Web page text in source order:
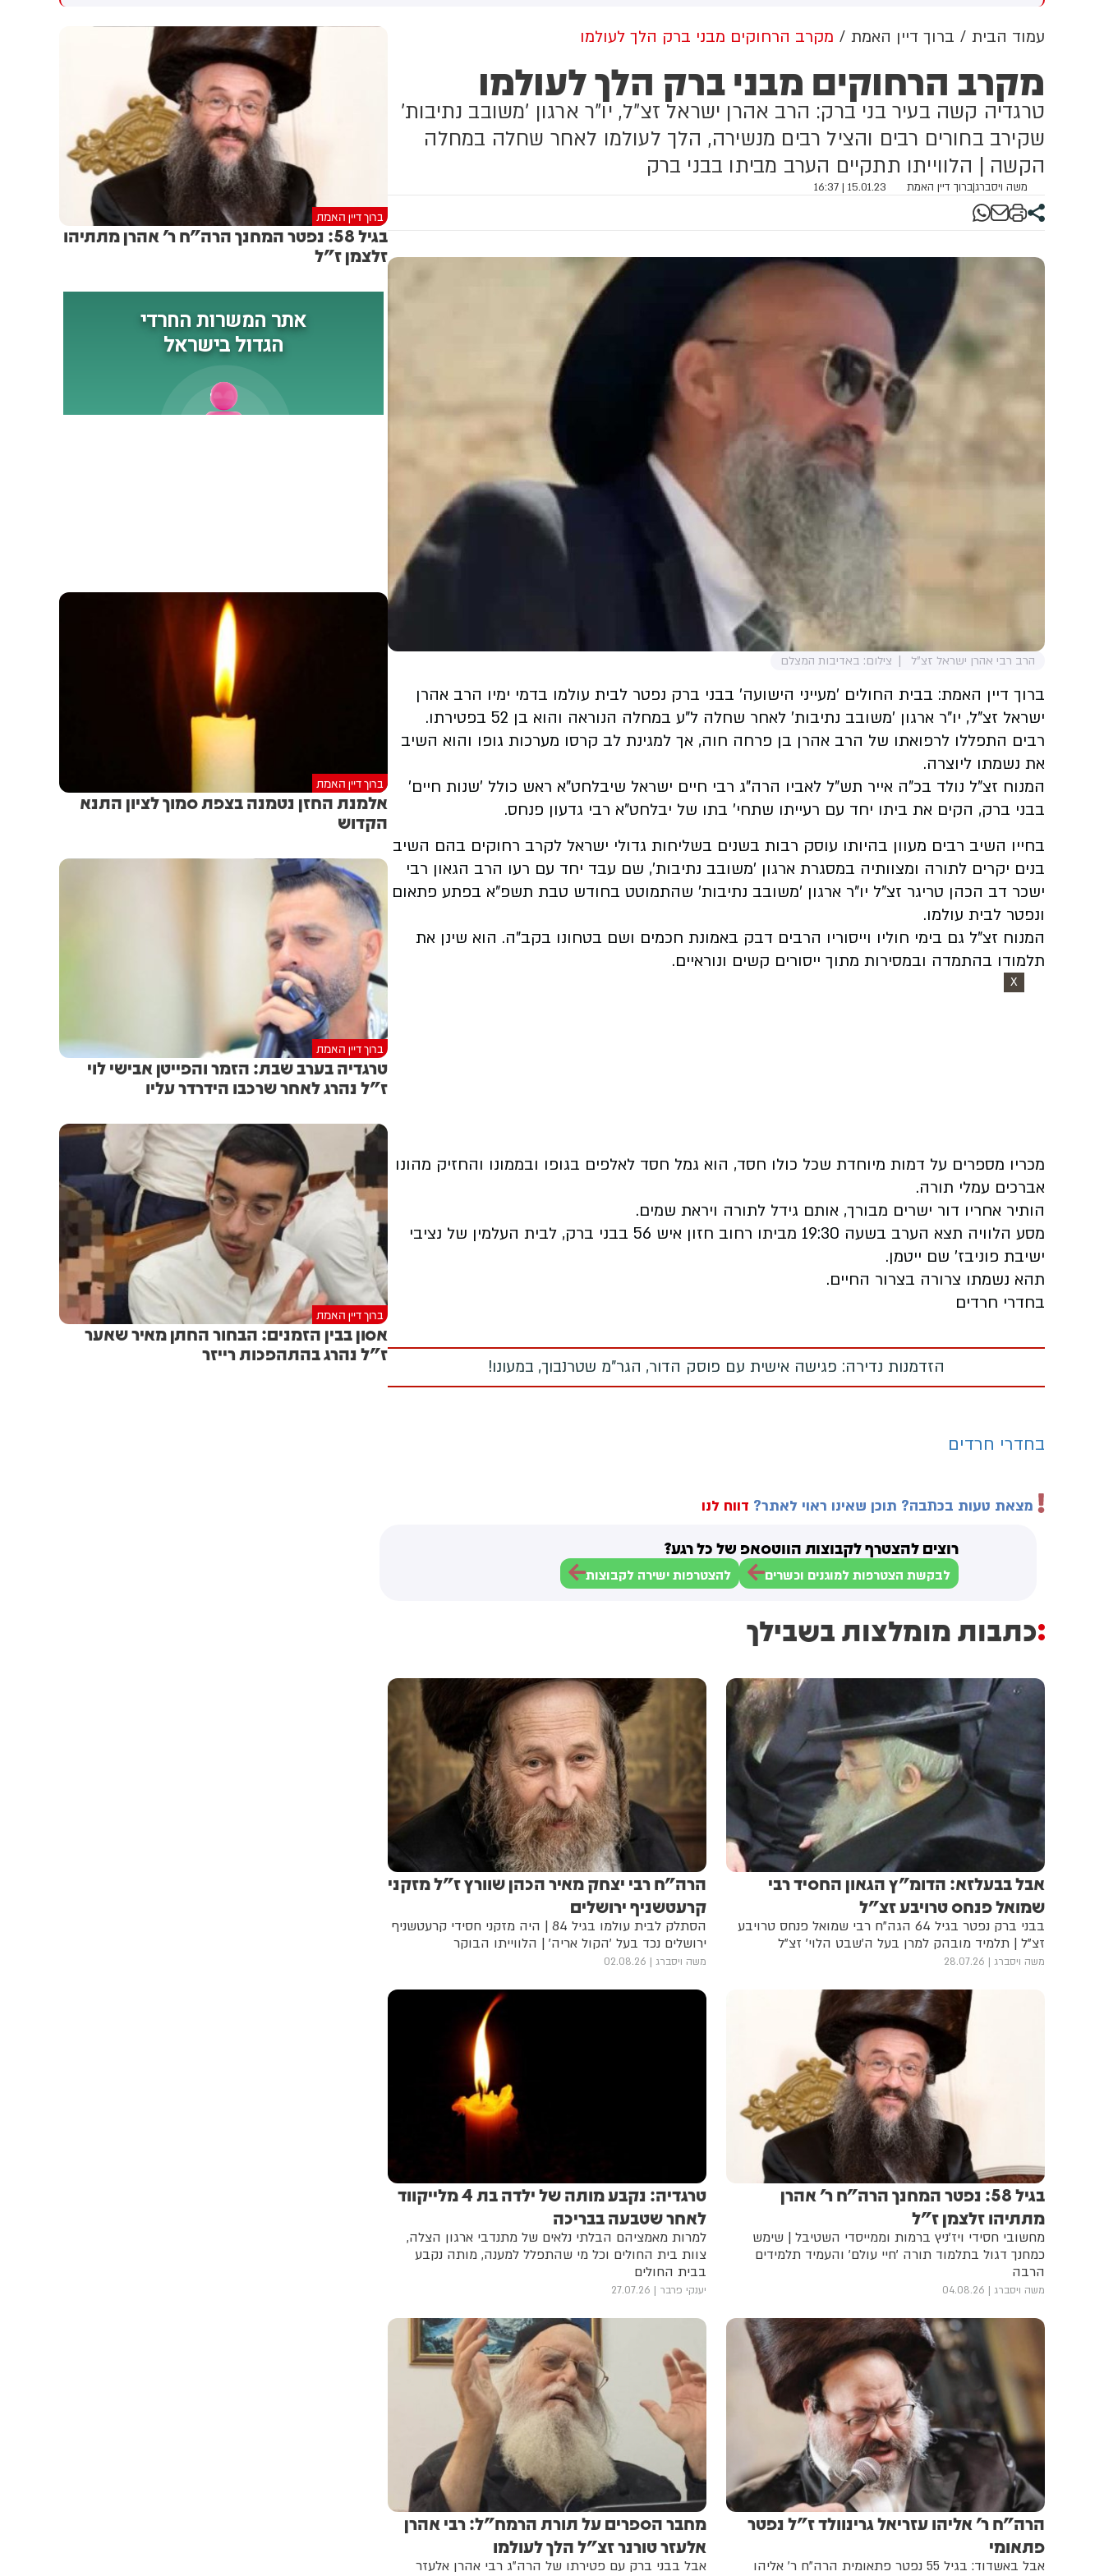
הייתה אומללה, אבל
לחשוב, לקחתי את האינטרס
הפוליטי שלי - וזרקתי אותו
הצידה. עוד אמר ארדן שהוצע לו
להיות יו"ר התעשייה האווירית -
אך שר הביטחון כ"ץ סיכל את
המינוי משיקולים פוליטיים. "צריך
לבדוק אם העובדה ששנתיים לא
היה יו"ר לתעשייה האווירית
פגעה בהגנה", הוסיף בנושא
עמוד הבית ברוך דיין האמת מקרב הרחוקים מבני ברק הלך לעולמו
מקרב הרחוקים מבני ברק הלך לעולמו
טרגדיה קשה בעיר בני ברק: הרב אהרן ישראל זצ"ל, יו"ר ארגון 'משובב נתיבות'
שקירב בחורים רבים והציל רבים מנשירה, הלך לעולמו לאחר שחלה במחלה
הקשה | הלווייתו תתקיים הערב מביתו בבני ברק
משה ויסברג|ברוך דיין האמת 15.01.23 | 16:37
הרב רבי אהרן ישראל זצ"ל צילום: באדיבות המצלם
ברוך דיין האמת: בבית החולים 'מעייני הישועה' בבני ברק נפטר לבית עולמו בדמי ימיו הרב אהרן
ישראל זצ"ל, יו"ר ארגון 'משובב נתיבות' לאחר שחלה ל"ע במחלה הנוראה והוא בן 52 בפטירתו.
רבים התפללו לרפואתו של הרב אהרן בן פרחה חוה, אך למגינת לב קרסו מערכות גופו והוא השיב
את נשמתו ליוצרה.
המנוח זצ"ל נולד בכ"ה אייר תש"ל לאביו הרה"ג רבי חיים ישראל שיבלחט"א ראש כולל 'שנות חיים'
בבני ברק, הקים את ביתו יחד עם רעייתו שתחי' בתו של יבלחט"א רבי גדעון פנחס.
בחייו השיב רבים מעוון בהיותו עוסק רבות בשנים בשליחות גדולי ישראל לקרב רחוקים בהם השיב
בנים יקרים לתורה ומצוותיה במסגרת ארגון 'משובב נתיבות', שם עבד יחד עם רעו הרב הגאון רבי
ישכר דב הכהן טריגר זצ"ל יו"ר ארגון 'משובב נתיבות' שהתמוטט בחודש טבת תשפ"א בפתע פתאום
ונפטר לבית עולמו.
המנוח זצ"ל גם בימי חוליו וייסוריו הרבים דבק באמונת חכמים ושם בטחונו בקב"ה. הוא שינן את
תלמודו בהתמדה ובמסירות מתוך ייסורים קשים ונוראיים.
X
מכריו מספרים על דמות מיוחדת שכל כולו חסד, הוא גמל חסד לאלפים בגופו ובממונו והחזיק מהונו
אברכים עמלי תורה.
הותיר אחריו דור ישרים מבורך, אותם גידל לתורה ויראת שמים.
מסע הלוויה תצא הערב בשעה 19:30 מביתו רחוב חזון איש 56 בבני ברק, לבית העלמין של נציבי
ישיבת פוניבז' שם ייטמן.
תהא נשמתו צרורה בצרור החיים.
בחדרי חרדים
הזדמנות נדירה: פגישה אישית עם פוסק הדור, הגר"מ שטרנבוך, במעונו!
בחדרי חרדים
מצאת טעות בכתבה? תוכן שאינו ראוי לאתר? דווח לנו
רוצים להצטרף לקבוצות הווטסאפ של כל רגע?
לבקשת הצטרפות למוגנים וכשרים להצטרפות ישירה לקבוצות
כתבות מומלצות בשבילך
אבל בבעלזא: הדומ"ץ הגאון החסיד רבי
שמואל פנחס טרויבע זצ"ל
בבני ברק נפטר בגיל 64 הגה"ח רבי שמואל פנחס טרויבע
זצ"ל | תלמיד מובהק למרן בעל ה'שבט הלוי' זצ"ל
משה ויסברג 28.07.26
הרה"ח רבי יצחק מאיר הכהן שוורץ ז"ל מזקני
קרעטשניף ירושלים
הסתלק לבית עולמו בגיל 84 | היה מזקני חסידי קרעטשניף
ירושלים נכד בעל 'הקול אריה' | הלווייתו הבוקר
משה ויסברג 02.08.26
בגיל 58: נפטר המחנך הרה"ח ר' אהרן
מתתיהו זלצמן ז"ל
מחשובי חסידי ויז'ניץ ברמות וממייסדי השטיבל | שימש
כמחנך דגול בתלמוד תורה 'חיי עולם' והעמיד תלמידים
הרבה
משה ויסברג 04.08.26
טרגדיה: נקבע מותה של ילדה בת 4 מלייקווד
לאחר שטבעה בבריכה
למרות מאמציהם הבלתי נלאים של מתנדבי ארגון הצלה,
צוות בית החולים וכל מי שהתפלל למענה, מותה נקבע
בבית החולים
יענקי פרבר 27.07.26
הרה"ח ר' אליהו עזריאל גרינוולד ז"ל נפטר
פתאומי
אבל באשדוד: בגיל 55 נפטר פתאומית הרה"ח ר' אליהו
מחבר הספרים על תורת הרמח"ל: רבי אהרן
אלעזר טורנר זצ"ל הלך לעולמו
אבל בבני ברק עם פטירתו של הרה"ג רבי אהרן אלעזר
ברוך דיין האמת
בגיל 58: נפטר המחנך הרה"ח ר' אהרן מתתיהו
זלצמן ז"ל
ברוך דיין האמת
אלמנת החזן נטמנה בצפת סמוך לציון התנא
הקדוש
ברוך דיין האמת
טרגדיה בערב שבת: הזמר והפייטן אבישי לוי
ז"ל נהרג לאחר שרכבו הידרדר עליו
ברוך דיין האמת
אסון בבין הזמנים: הבחור החתן מאיר שאער
ז"ל נהרג בהתהפכות רייזר